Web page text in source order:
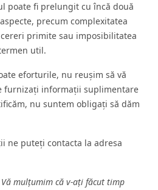
poate fi prelungit cu încă două
precum complexitatea
primite sau imposibilitatea
util.
eforturile, nu reușim să vă
furnizați informații suplimentare
nu suntem obligați să dăm
ne puteți contacta la adresa
mulțumim că v-ați făcut timp